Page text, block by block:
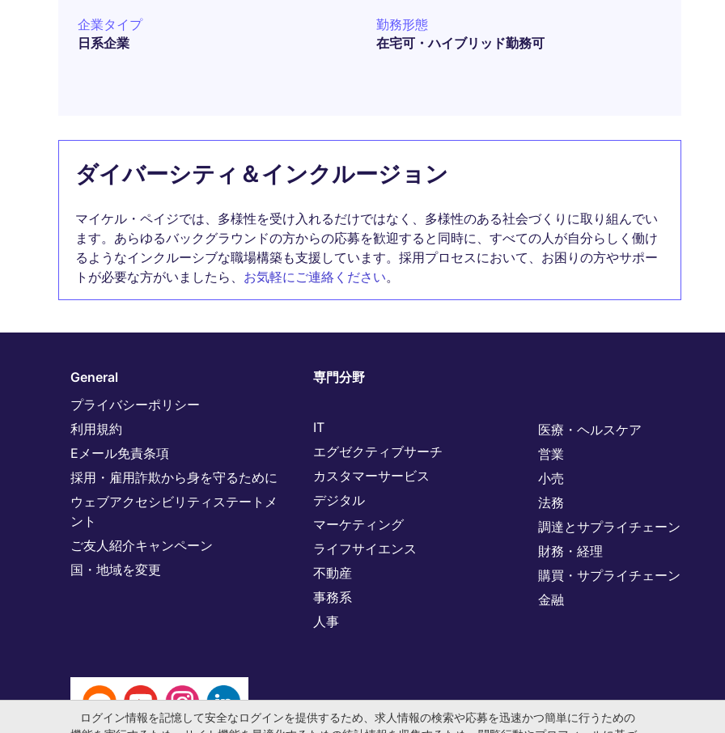
企業タイプ
日系企業
勤務形態
在宅可・ハイブリッド勤務可
ダイバーシティ＆インクルージョン
マイケル・ペイジでは、多様性を受け入れるだけではなく、多様性のある社会づくりに取り組んでい
ます。あらゆるバックグラウンドの方からの応募を歓迎すると同時に、すべての人が自分らしく働け
るようなインクルーシブな職場構築も支援しています。採用プロセスにおいて、お困りの方やサポー
トが必要な方がいましたら、 お気軽にご連絡ください。
General
プライバシーポリシー
利用規約
Eメール免責条項
採用・雇用詐欺から身を守るために
ウェブアクセシビリティステートメ
ント
ご友人紹介キャンペーン
国・地域を変更
専門分野
IT
エグゼクティブサーチ
カスタマーサービス
デジタル
マーケティング
ライフサイエンス
不動産
事務系
人事
医療・ヘルスケア
営業
小売
法務
調達とサプライチェーン
財務・経理
購買・サプライチェーン
金融
ログイン情報を記憶して安全なログインを提供するため、求人情報の検索や応募を迅速かつ簡単に行うための